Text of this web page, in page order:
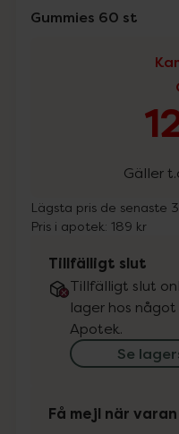
Gummies 60 st
Gäller
Lägsta pris de senaste
Pris i apotek: 189 kr
Tillfälligt slut
Tillfälligt slut
lager hos något
Apotek.
Se
Få mejl när